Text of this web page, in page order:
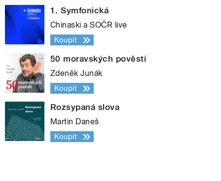
1. Symfonická
Chinaski a SOČR live
Koupit
50 moravských pověstí
Zdeněk Junák
Koupit
Rozsypaná slova
Martin Daneš
Koupit